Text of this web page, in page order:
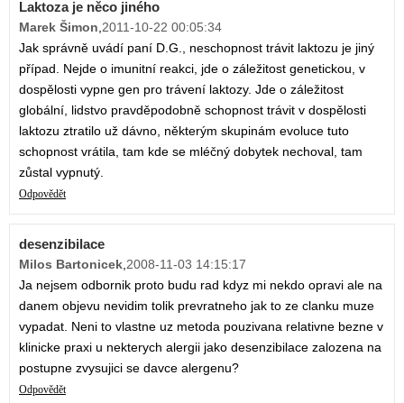
Laktoza je něco jiného
Marek Šimon,2011-10-22 00:05:34
Jak správně uvádí paní D.G., neschopnost trávit laktozu je jiný
případ. Nejde o imunitní reakci, jde o záležitost genetickou, v
dospělosti vypne gen pro trávení laktozy. Jde o záležitost
globální, lidstvo pravděpodobně schopnost trávit v dospělosti
laktozu ztratilo už dávno, některým skupinám evoluce tuto
schopnost vrátila, tam kde se mléčný dobytek nechoval, tam
zůstal vypnutý.
Odpovědět
desenzibilace
Milos Bartonicek,2008-11-03 14:15:17
Ja nejsem odbornik proto budu rad kdyz mi nekdo opravi ale na
danem objevu nevidim tolik prevratneho jak to ze clanku muze
vypadat. Neni to vlastne uz metoda pouzivana relativne bezne v
klinicke praxi u nekterych alergii jako desenzibilace zalozena na
postupne zvysujici se davce alergenu?
Odpovědět